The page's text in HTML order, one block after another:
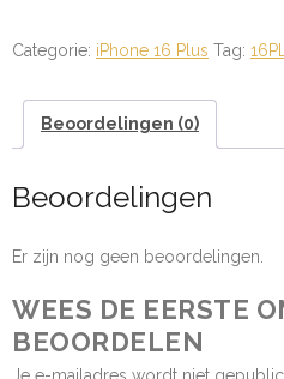
Categorie: iPhone 16 Plus Tag: 16PL
Beoordelingen (0)
Beoordelingen
Er zijn nog geen beoordelingen.
WEES DE EERSTE
BEOORDELEN